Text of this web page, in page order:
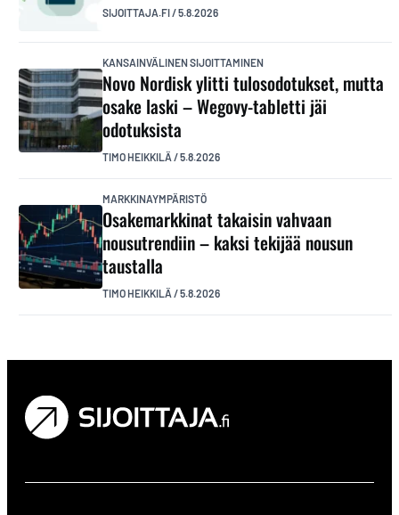
SIJOITTAJA.FI/5.8.2026
KANSAINVÄLINEN SIJOITTAMINEN
Novo Nordisk ylitti tulosodotukset, mutta
osake laski – Wegovy-tabletti jäi
odotuksista
TIMO HEIKKILÄ /5.8.2026
MARKKINAYMPÄRISTÖ
Osakemarkkinat takaisin vahvaan
nousutrendiin – kaksi tekijää nousun
taustalla
TIMO HEIKKILÄ /5.8.2026